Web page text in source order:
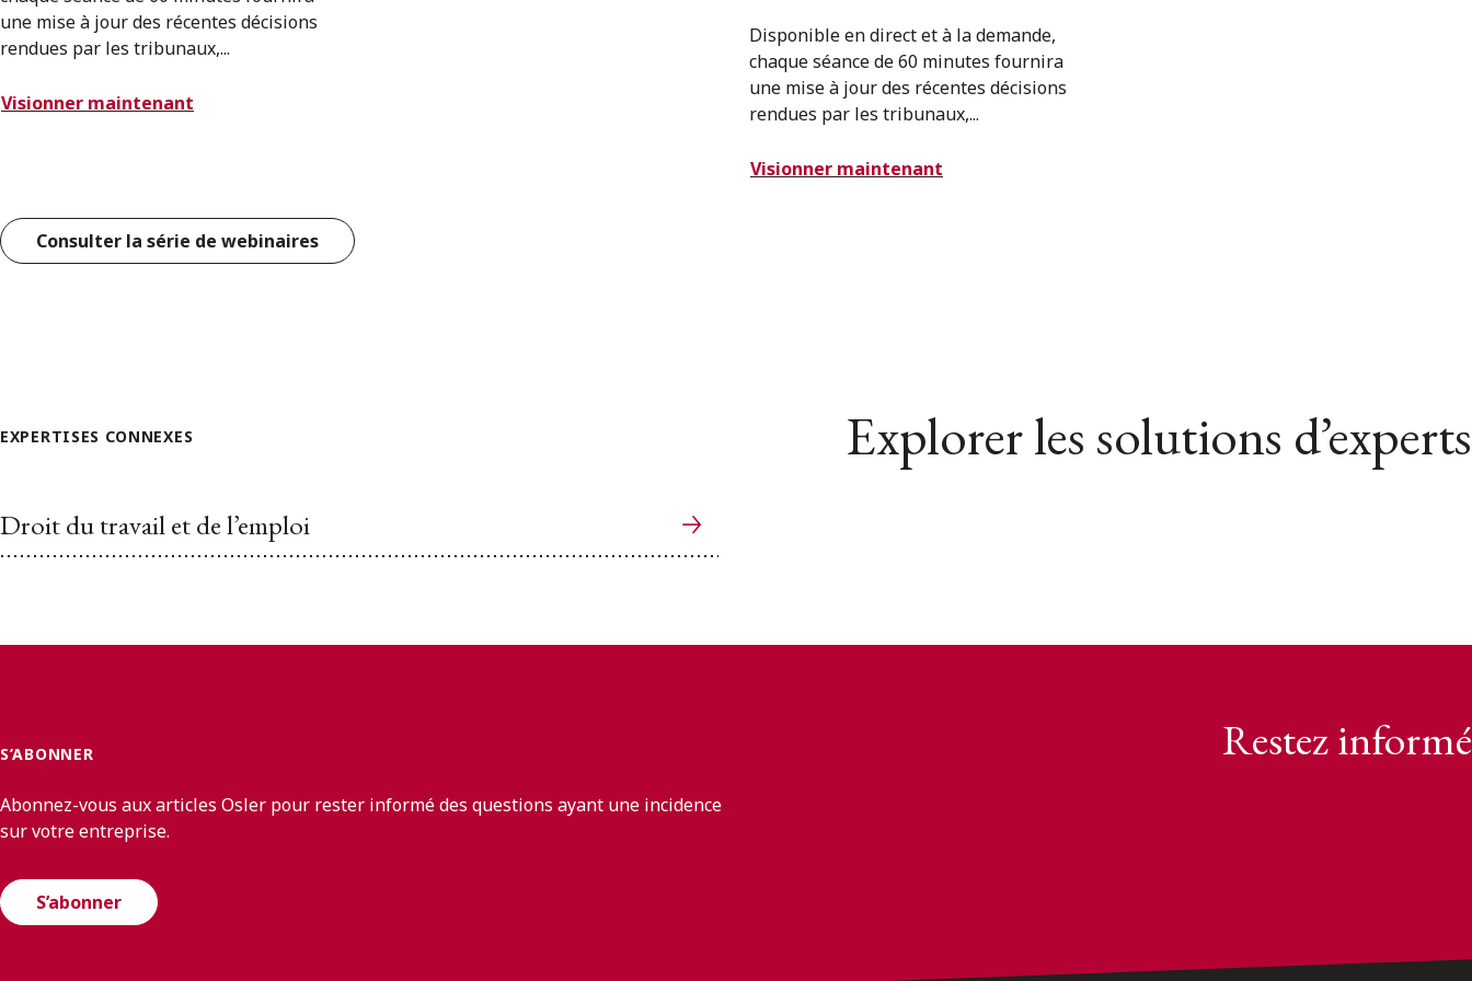
une mise à jour des récentes décisions
rendues par les tribunaux,...
Visionner maintenant
Disponible en direct et à la demande,
chaque séance de 60 minutes fournira
une mise à jour des récentes décisions
rendues par les tribunaux,...
Visionner maintenant
Consulter la série de webinaires
EXPERTISES CONNEXES Explorer les solutions d’experts
Droit du travail et de l’emploi
S’ABONNER Restez informé
Abonnez-vous aux articles Osler pour rester informé des questions ayant une incidence
sur votre entreprise.
S’abonner